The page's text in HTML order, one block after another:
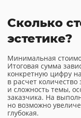
Сколько
эстетике?
Минимальная
Итоговая сумма
конкретную цифру
в расчет
и сложность темы,
заказчика. На
но возможно
глубокая.